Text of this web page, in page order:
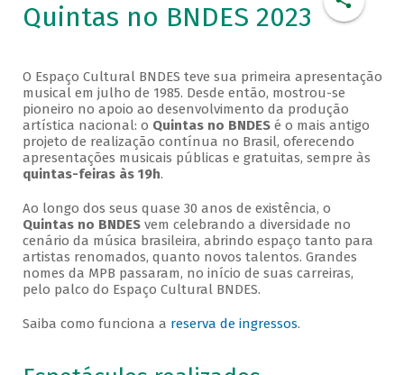
Quintas no BNDES 2023
O Espaço Cultural BNDES teve sua primeira apresentação
musical em julho de 1985. Desde então, mostrou-se
pioneiro no apoio ao desenvolvimento da produção
artística nacional: o Quintas no BNDESé o mais antigo
projeto de realização contínua no Brasil, oferecendo
apresentações musicais públicas e gratuitas, sempre às
quintas-feiras às 19h.
Ao longo dos seus quase 30 anos de existência, o
Quintas no BNDESvem celebrando a diversidade no
cenário da música brasileira, abrindo espaço tanto para
artistas renomados, quanto novos talentos. Grandes
nomes da MPB passaram, no início de suas carreiras,
pelo palco do Espaço Cultural BNDES.
Saiba como funciona a reserva de ingressos.